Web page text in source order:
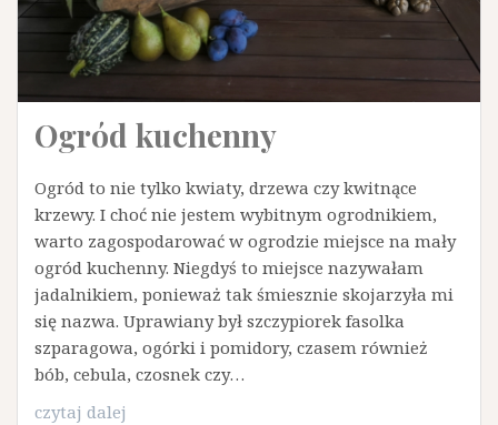
Ogród kuchenny
Ogród to nie tylko kwiaty, drzewa czy kwitnące
krzewy. I choć nie jestem wybitnym ogrodnikiem,
warto zagospodarować w ogrodzie miejsce na mały
ogród kuchenny. Niegdyś to miejsce nazywałam
jadalnikiem, ponieważ tak śmiesznie skojarzyła mi
się nazwa. Uprawiany był szczypiorek fasolka
szparagowa, ogórki i pomidory, czasem również
bób, cebula, czosnek czy…
czytaj dalej